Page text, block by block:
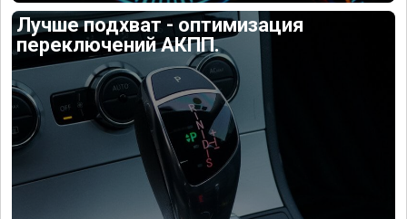
Лучше подхват - оптимизация
переключений АКПП.